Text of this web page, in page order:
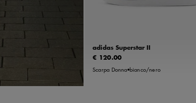
adidas Superstar II
€ 120.00
Scarpa Donna bianco/nero
36 37 1/3